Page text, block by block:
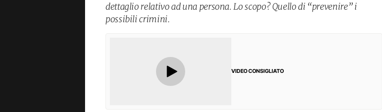
dettaglio relativo ad una persona. Lo scopo? Quello di “prevenire” i
possibili crimini.
VIDEO CONSIGLIATO